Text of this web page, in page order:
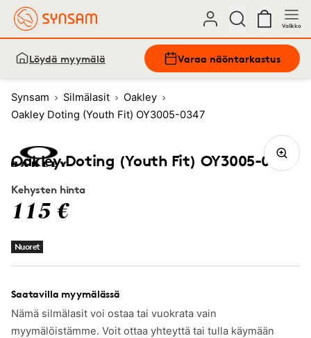
Valikko
Löydä myymälä Varaa näöntarkastus
Synsam Silmälasit
Oakley
Oakley Doting (Youth Fit) OY3005-0347
Oakley Doting (Youth Fit) OY3005-0347
Kehysten hinta
115 €
Nuoret
Saatavilla myymälässä
Nämä silmälasit voi ostaa tai vuokrata vain
myymälöistämme. Voit ottaa yhteyttä tai tulla käymään